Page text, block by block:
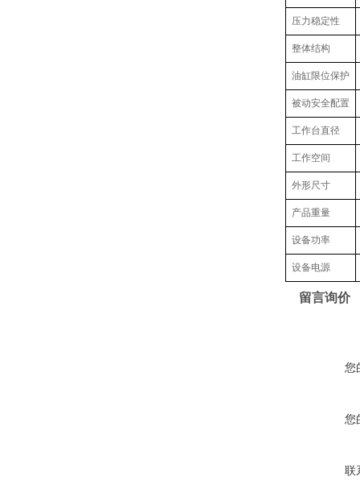
压力稳定性
整体结构
油缸限位保护
被动安全配置
工作台直径
工作空间
外形尺寸
产品重量
设备功率
设备电源
留言询价
您
您
联